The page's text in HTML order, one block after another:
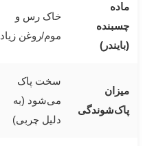
ماده
چسبنده
(بایندر)
خاک رس و
موم/روغن زیاد
میزان
پاک‌شوندگی
سخت پاک
می‌شود (به
دلیل چربی)